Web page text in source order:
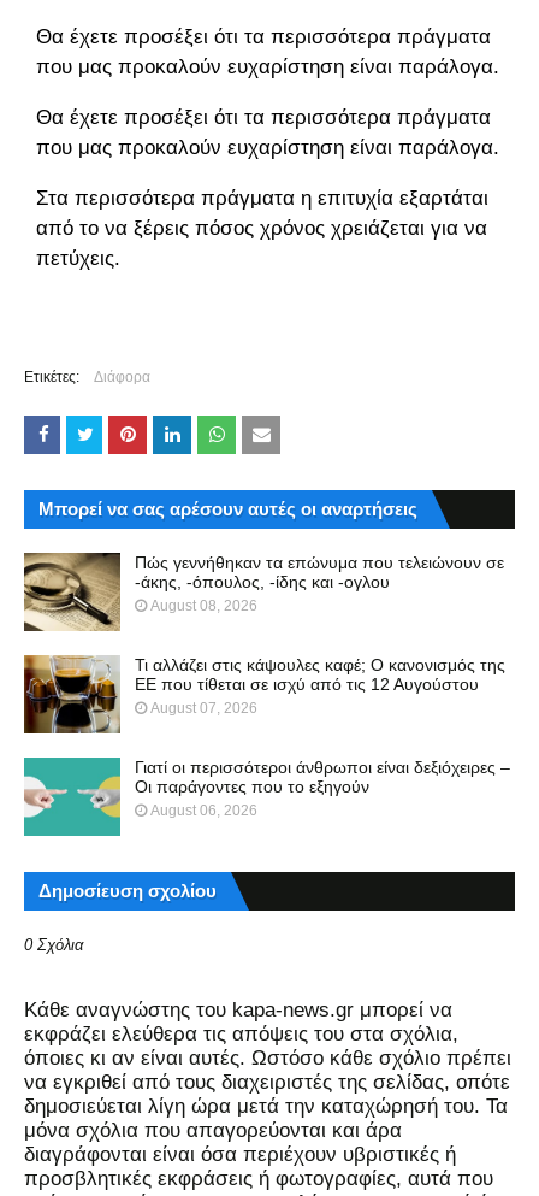
Θα έχετε προσέξει ότι τα περισσότερα πράγματα
που μας προκαλούν ευχαρίστηση είναι παράλογα.
Θα έχετε προσέξει ότι τα περισσότερα πράγματα
που μας προκαλούν ευχαρίστηση είναι παράλογα.
Στα περισσότερα πράγματα η επιτυχία εξαρτάται
από το να ξέρεις πόσος χρόνος χρειάζεται για να
πετύχεις.
Ετικέτες: Διάφορα
Μπορεί να σας αρέσουν αυτές οι αναρτήσεις
Πώς γεννήθηκαν τα επώνυμα που τελειώνουν σε
-άκης, -όπουλος, -ίδης και -ογλου
August 08, 2026
Τι αλλάζει στις κάψουλες καφέ; Ο κανονισμός της
ΕΕ που τίθεται σε ισχύ από τις 12 Αυγούστου
August 07, 2026
Γιατί οι περισσότεροι άνθρωποι είναι δεξιόχειρες –
Οι παράγοντες που το εξηγούν
August 06, 2026
Δημοσίευση σχολίου
0 Σχόλια
Kάθε αναγνώστης του kapa-news.gr μπορεί να
εκφράζει ελεύθερα τις απόψεις του στα σχόλια,
όποιες κι αν είναι αυτές. Ωστόσο κάθε σχόλιο πρέπει
να εγκριθεί από τους διαχειριστές της σελίδας, οπότε
δημοσιεύεται λίγη ώρα μετά την καταχώρησή του. Τα
μόνα σχόλια που απαγορεύονται και άρα
διαγράφονται είναι όσα περιέχουν υβριστικές ή
προσβλητικές εκφράσεις ή φωτογραφίες, αυτά που